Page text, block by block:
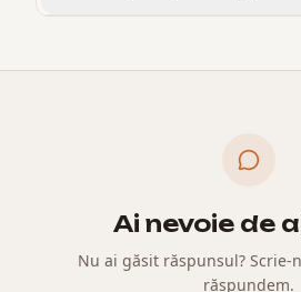
Ai nevoie de
Nu ai găsit răspunsul? Scrie-
răspundem.